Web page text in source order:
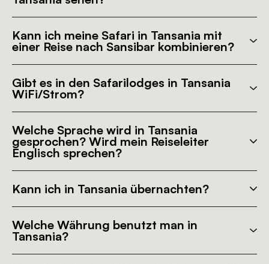
Kann ich meine Safari in Tansania mit
einer Reise nach Sansibar kombinieren?
Gibt es in den Safarilodges in Tansania
WiFi/Strom?
Welche Sprache wird in Tansania
gesprochen? Wird mein Reiseleiter
Englisch sprechen?
Kann ich in Tansania übernachten?
Welche Währung benutzt man in
Tansania?